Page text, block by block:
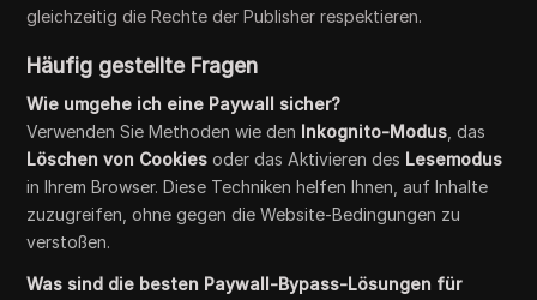
gleichzeitig die Rechte der Publisher respektieren.
Häufig gestellte Fragen
Wie umgehe ich eine Paywall sicher?
Verwenden Sie Methoden wie den Inkognito-Modus , das
Löschen von Cookies oder das Aktivieren des Lesemodus
in Ihrem Browser. Diese Techniken helfen Ihnen, auf Inhalte
zuzugreifen, ohne gegen die Website-Bedingungen zu
verstoßen.
Was sind die besten Paywall-Bypass-Lösungen für